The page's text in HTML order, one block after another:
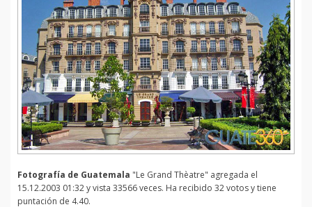
Fotografía de Guatemala "Le Grand Thèatre" agregada el
15.12.2003 01:32 y vista 33566 veces. Ha recibido 32 votos y tiene
puntación de 4.40.